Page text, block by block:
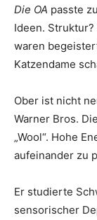
Die OA passte
Ideen.
waren
Katzendame
Ober ist nicht
Warner Bros.
„Wool“. Hohe
aufeinander zu
Er studierte
sensorischer